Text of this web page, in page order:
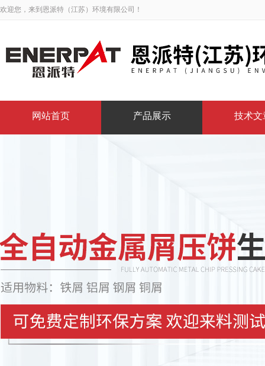
欢迎您，来到恩派特（江苏）环境有限公司！
网站首页 产品展示 技术文